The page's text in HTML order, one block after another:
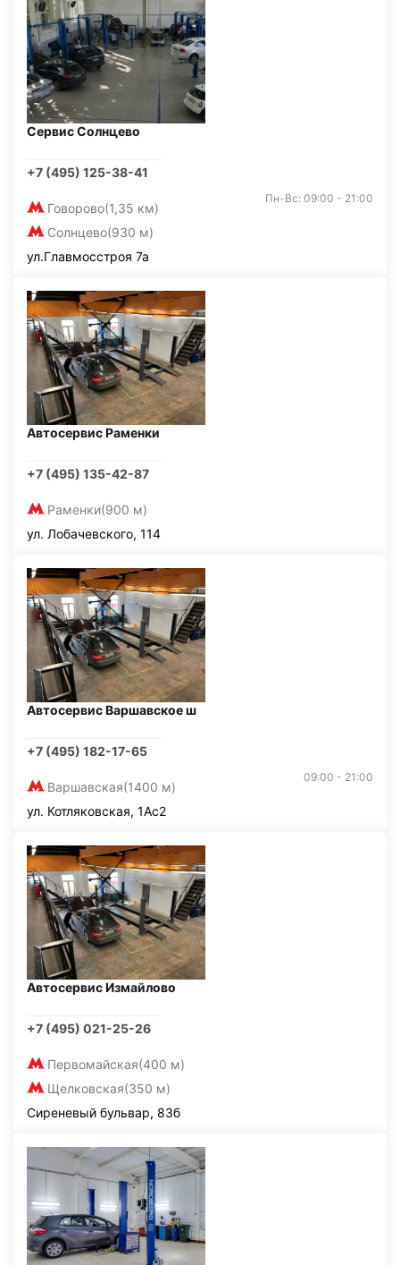
Сервис Солнцево
+7 (495) 125-38-41
Говорово(1,35 км)
Солнцево(930 м)
Пн-Вс: 09:00 - 21:00
ул.Главмосстроя 7а
Автосервис Раменки
+7 (495) 135-42-87
Раменки(900 м)
ул. Лобачевского, 114
Автосервис Варшавское ш
+7 (495) 182-17-65
Варшавская(1400 м)
09:00 - 21:00
ул. Котляковская, 1Ас2
Автосервис Измайлово
+7 (495) 021-25-26
Первомайская(400 м)
Щелковская(350 м)
Сиреневый бульвар, 83б